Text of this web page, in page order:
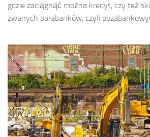
gdzie zaciągnąć można kredyt, czy też
zwanych parabanków, czyli